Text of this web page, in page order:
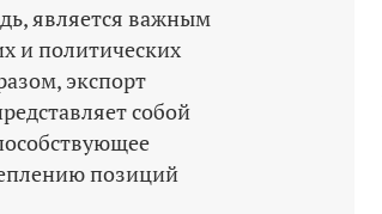
является важным
и политических
экспорт
собой
позиций